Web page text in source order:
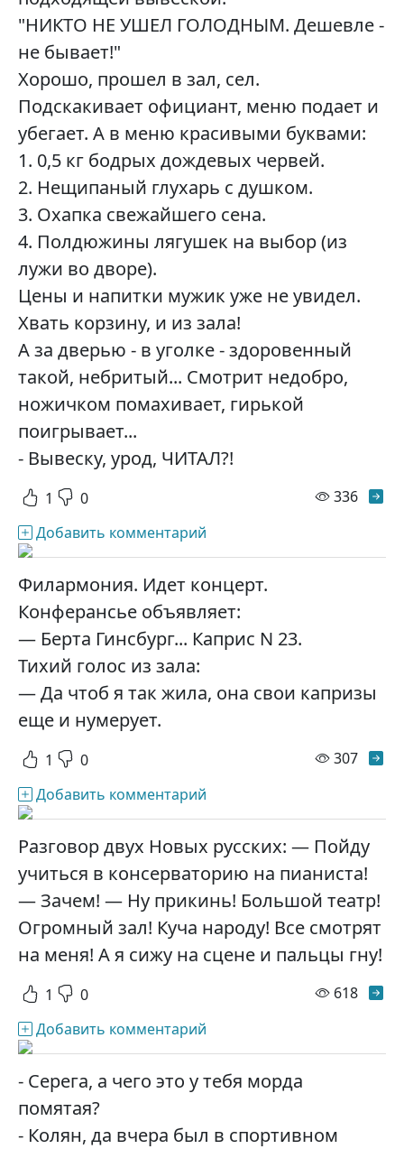
"НИКТО НЕ УШЕЛ ГОЛОДНЫМ. Дешевле -
не бывает!"
Хорошо, прошел в зал, сел.
Подскакивает официант, меню подает и
убегает. А в меню красивыми буквами:
1. 0,5 кг бодрых дождевых червей.
2. Нещипаный глухарь с душком.
3. Охапка свежайшего сена.
4. Полдюжины лягушек на выбор (из
лужи во дворе).
Цены и напитки мужик уже не увидел.
Хвать корзину, и из зала!
А за дверью - в уголке - здоровенный
такой, небритый... Смотрит недобро,
ножичком помахивает, гирькой
поигрывает...
- Вывеску, урод, ЧИТАЛ?!
1 0 336
Добавить комментарий
Филармония. Идет концерт.
Конферансье объявляет:
— Берта Гинсбург... Каприс N 23.
Тихий голос из зала:
— Да чтоб я так жила, она свои капризы
еще и нумерует.
1 0 307
Добавить комментарий
Разговор двух Новых русских: — Пойду
учиться в консерваторию на пианиста!
— Зачем! — Ну прикинь! Большой театр!
Огромный зал! Куча народу! Все смотрят
на меня! А я сижу на сцене и пальцы гну!
1 0 618
Добавить комментарий
- Серега, а чего это у тебя морда
помятая?
- Колян, да вчера был в спортивном